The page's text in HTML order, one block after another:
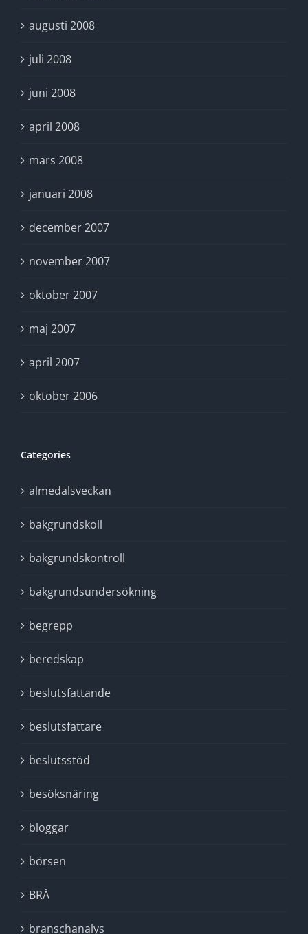
augusti 2008
juli 2008
juni 2008
april 2008
mars 2008
januari 2008
december 2007
november 2007
oktober 2007
maj 2007
april 2007
oktober 2006
Categories
almedalsveckan
bakgrundskoll
bakgrundskontroll
bakgrundsundersökning
begrepp
beredskap
beslutsfattande
beslutsfattare
beslutsstöd
besöksnäring
bloggar
börsen
BRÅ
branschanalys